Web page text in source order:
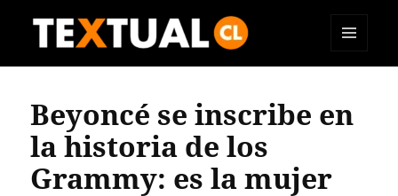
Beyoncé se inscribe en
la historia de los
Grammy: es la mujer